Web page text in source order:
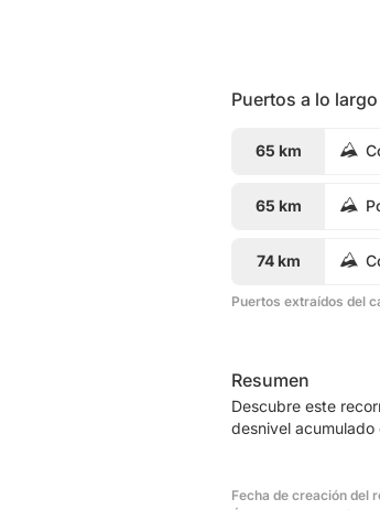
Puertos a lo
65 km
65 km
74 km
Puertos extraídos del
Resumen
Descubre este
desnivel acumulado
Fecha de creación del